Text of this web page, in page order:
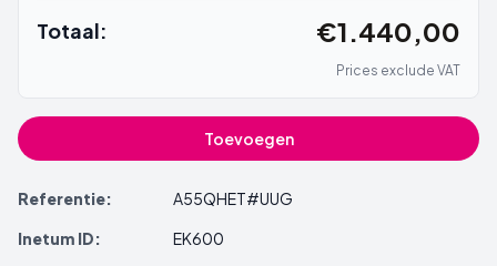
Totaal: €1.440,00
Prices exclude VAT
Toevoegen
Referentie:
A55QHET#UUG
Inetum ID:
EK600